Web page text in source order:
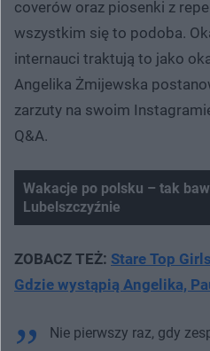
coverów oraz piosenki z
wszystkim się to podoba.
internauci traktują to jako
Angelika Żmijewska
zarzuty na swoim
Q&A.
Wakacje po polsku – tak
Lubelszczyźnie
ZOBACZ TEŻ: Stare Top
Gdzie wystąpią Angelika,
Nie pierwszy raz, gdy